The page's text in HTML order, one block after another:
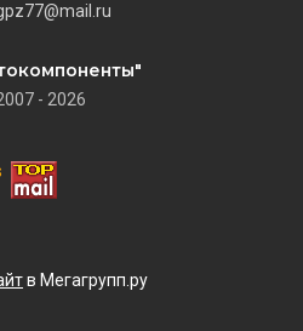
- 2026
в Мегагрупп.ру